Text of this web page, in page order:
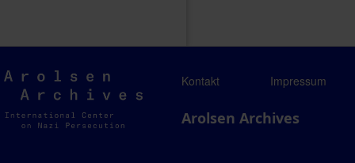
Arolsen
Archives
Kontakt Impressum
Arolsen Archives